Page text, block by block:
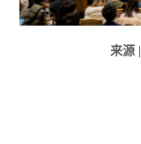
来源 |